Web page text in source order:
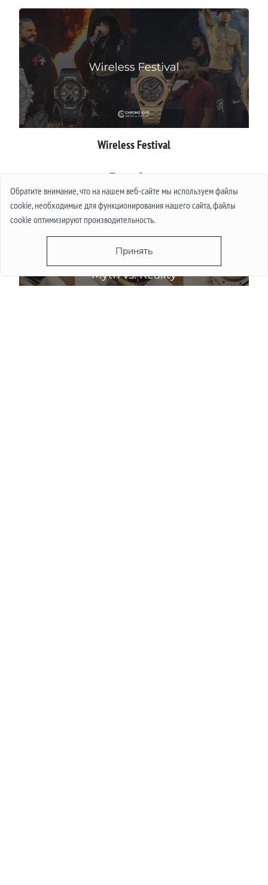
Обратите внимание, что на нашем веб-сайте мы используем файлы
cookie, необходимые для функционирования нашего сайта, файлы
cookie оптимизируют производительность.
Принять
Wireless Festival
Подробнее